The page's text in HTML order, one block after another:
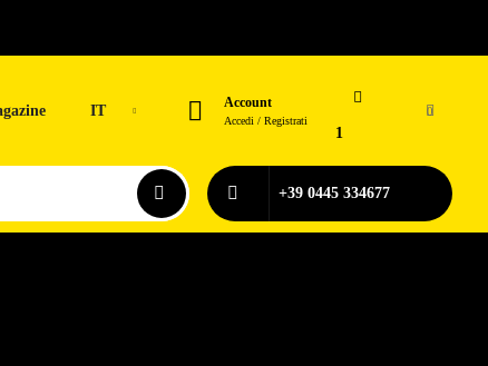
IT Account
Accedi / Registrati
1
0
+39 0445 334677